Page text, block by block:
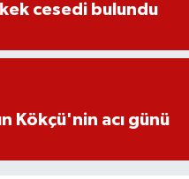
cesedi bulundu
Kökçü'nin acı günü